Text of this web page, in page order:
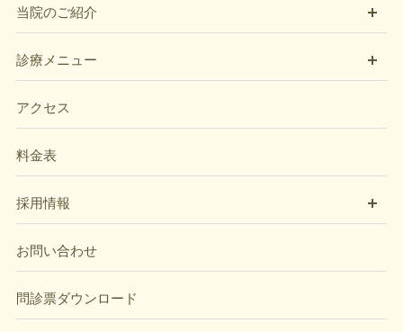
当院のご紹介
診療メニュー
アクセス
料金表
採用情報
お問い合わせ
問診票ダウンロード